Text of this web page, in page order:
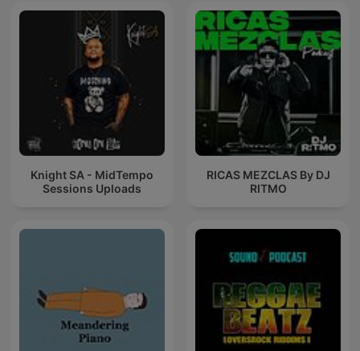
Knight SA - MidTempo
Sessions Uploads
RICAS MEZCLAS By DJ
RITMO